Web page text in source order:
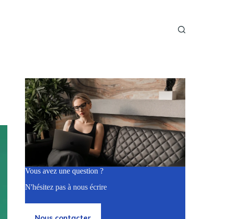
Vous avez une question ?
N'hésitez pas à nous écrire